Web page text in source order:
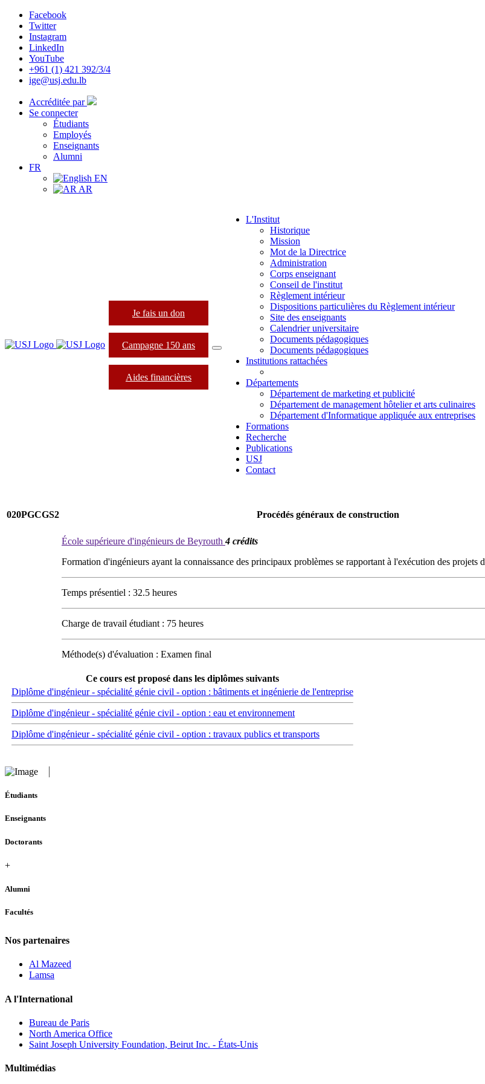
Facebook
Twitter
Instagram
LinkedIn
YouTube
+961 (1) 421 392/3/4
ige@usj.edu.lb
Accréditée par
Se connecter
Étudiants
Employés
Enseignants
Alumni
FR
EN
AR
Je fais un don
Campagne 150 ans
Aides financières
L'Institut
Historique
Mission
Mot de la Directrice
Administration
Corps enseignant
Conseil de l'institut
Règlement intérieur
Dispositions particulières du Règlement intérieur
Site des enseignants
Calendrier universitaire
Documents pédagogiques
Documents pédagogiques
Institutions rattachées
Départements
Département de marketing et publicité
Département de management hôtelier et arts culinaires
Département d'Informatique appliquée aux entreprises
Formations
Recherche
Publications
USJ
Contact
020PGCGS2 Procédés généraux de construction
École supérieure d'ingénieurs de Beyrouth4 crédits
Formation d'ingénieurs ayant la connaissance des principaux problèmes se rapportant à l'exécution des projets
Temps présentiel : 32.5 heures
Charge de travail étudiant : 75 heures
Méthode(s) d'évaluation : Examen final
Ce cours est proposé dans les diplômes suivants
Diplôme d'ingénieur - spécialité génie civil - option : bâtiments et ingénierie de l'entreprise
Diplôme d'ingénieur - spécialité génie civil - option : eau et environnement
Diplôme d'ingénieur - spécialité génie civil - option : travaux publics et transports
Étudiants
Enseignants
Doctorants
+
Alumni
Facultés
Nos partenaires
Al Mazeed
Lamsa
A l'International
Bureau de Paris
North America Office
Saint Joseph University Foundation, Beirut Inc. - États-Unis
Multimédias